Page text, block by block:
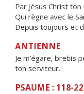
Par Jésus Christ ton
Qui règne avec le
Depuis toujours et
ANTIENNE
Je m’égare, brebis
ton serviteur.
PSAUME : 118-22